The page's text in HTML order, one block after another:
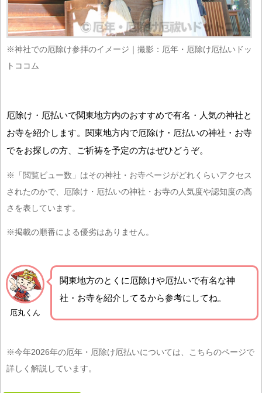
※神社での厄除け参拝のイメージ｜撮影：厄年・厄除け厄払いドッ
トココム
厄除け・厄払いで関東地方内のおすすめで有名・人気の神社と
お寺を紹介します。関東地方内で厄除け・厄払いの神社・お寺
でをお探しの方、ご祈祷を予定の方はぜひどうぞ。
※「閲覧ビュー数」はその神社・お寺ページがどれくらいアクセス
されたのかで、厄除け・厄払いの神社・お寺の人気度や認知度の高
さを表しています。
※掲載の順番による優劣はありません。
厄丸くん
関東地方のとくに厄除けや厄払いで有名な神
社・お寺を紹介 してるから参考にしてね。
※今年2026年の厄年・厄除け厄払いについては、こちらのページで
詳しく解説しています。